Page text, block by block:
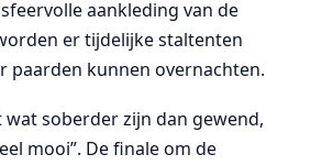
aankleding van de
er tijdelijke staltenten
paarden kunnen overnachten.
wat soberder zijn dan gewend,
mooi”. De finale om de